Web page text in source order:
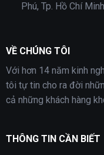
Phú, Tp. Hồ Chí
VỀ CHÚNG TÔI
Với hơn 14 năm kinh
tôi tự tin cho ra đời
cả những khách hàng
THÔNG TIN CẦN BIẾT